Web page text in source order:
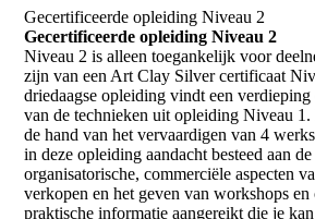
Gecertificeerde opleiding Niveau 2
Gecertificeerde opleiding Niveau 2
Niveau 2 is alleen toegankelijk voor
zijn van een Art Clay Silver certificaat
driedaagse opleiding vindt een
van de technieken uit opleiding Niveau
de hand van het vervaardigen van 4
in deze opleiding aandacht besteed aan
organisatorische, commerciële aspecten
verkopen en het geven van workshops en
praktische informatie aangereikt die je